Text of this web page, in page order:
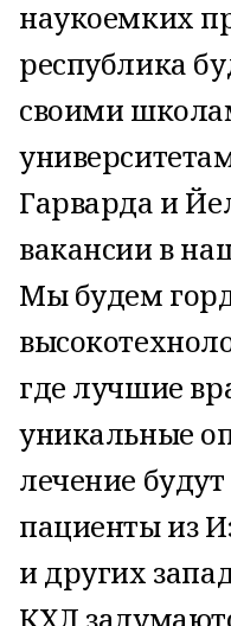
наукоемких
республика
своими
Гарварда и
вакансии в
Мы будем
где лучшие
уникальные
лечение
пациенты из
и других